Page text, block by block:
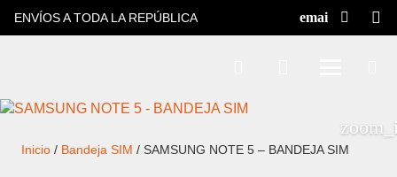
ENVÍOS A TODA LA REPÚBLICA
Inicio / Bandeja SIM / SAMSUNG NOTE 5 – BANDEJA SIM